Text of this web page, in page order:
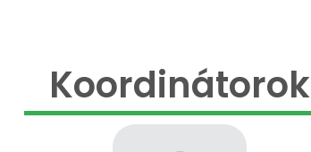
Koordinátorok